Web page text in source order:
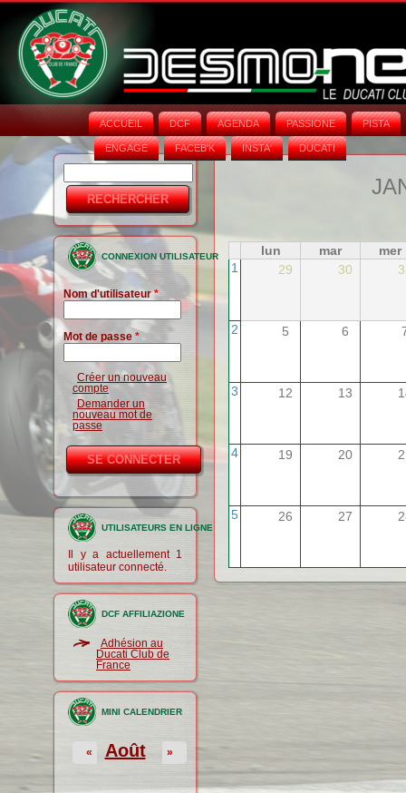
ACCUEIL DCF AGENDA PASSIONE PISTA
ENGAGE FACEB'K INSTA‘ DUCATI
Formulaire
de
recherche
CONNEXION UTILISATEUR
Nom d'utilisateur*
Mot de passe *
Créer un nouveau
compte
Demander un
nouveau mot de
passe
UTILISATEURS EN LIGNE
Il y a actuellement 1
utilisateur connecté.
DCF AFFILIAZIONE
Adhésion au
Ducati Club de
France
MINI CALENDRIER
Août
« »
lun mar
mer
1
29 30
2 5 6
3 12 13
4 19 20
5 26 27